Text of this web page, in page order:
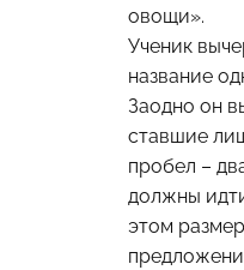
овощи».
Ученик
название
Заодно он
ставшие
пробел –
должны
этом